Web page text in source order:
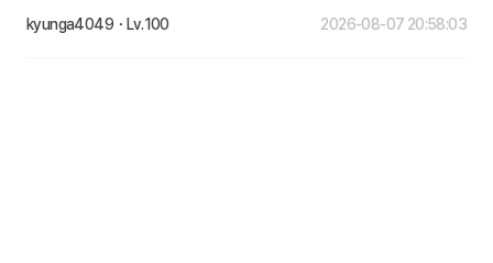
힘입어 추가 좌석도 열었다.임영웅의 화보가 담긴 ‘에스
kyunga4049 100 2026-08-07 20:58:03